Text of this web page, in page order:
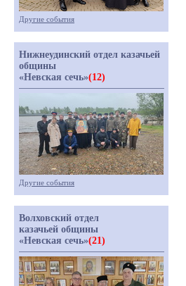
Другие события
Нижнеудинский отдел казачьей
общины
«Невская сечь»(12)
Другие события
Волховский отдел
казачьей общины
«Невская сечь»(21)